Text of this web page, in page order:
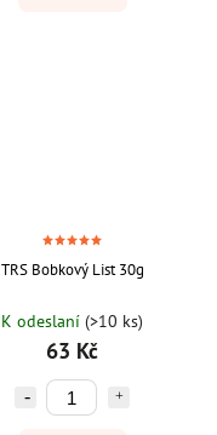
TRS Bobkový List 30g
K odeslaní (>10 ks)
63 Kč